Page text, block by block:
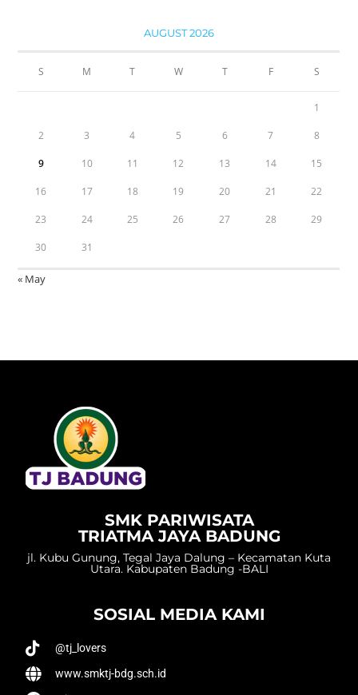
AUGUST 2026
S M T W T F S
1
2 3 4 5 6 7 8
9 10 11 12 13 14 15
16 17 18 19 20 21 22
23 24 25 26 27 28 29
30 31
« May
SMK PARIWISATA
TRIATMA JAYA BADUNG
jl. Kubu Gunung, Tegal Jaya Dalung – Kecamatan Kuta
Utara. Kabupaten Badung -BALI
SOSIAL MEDIA KAMI
@tj_lovers
www.smktj-bdg.sch.id